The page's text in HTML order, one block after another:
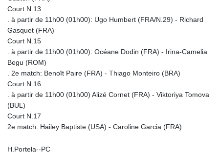
Court N.13
. à partir de 11h00 (01h00): Ugo Humbert (FRA/N.29) - Richard
Gasquet (FRA)
Court N.15
. à partir de 11h00 (01h00): Océane Dodin (FRA) - Irina-Camelia
Begu (ROM)
. 2e match: Benoît Paire (FRA) - Thiago Monteiro (BRA)
Court N.16
. à partir de 11h00 (01h00) Alizé Cornet (FRA) - Viktoriya Tomova
(BUL)
Court N.17
2e match: Hailey Baptiste (USA) - Caroline Garcia (FRA)
H.Portela--PC